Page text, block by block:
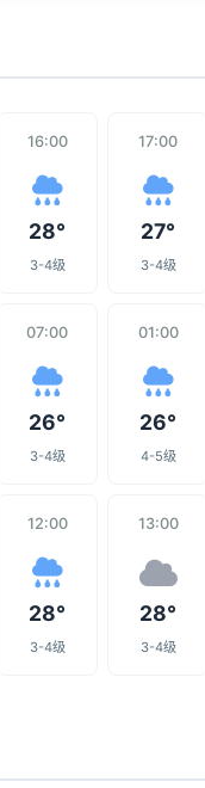
16:00
28°
3-4级
17:00
27°
3-4级
07:00
26°
3-4级
01:00
26°
4-5级
12:00
28°
3-4级
13:00
28°
3-4级